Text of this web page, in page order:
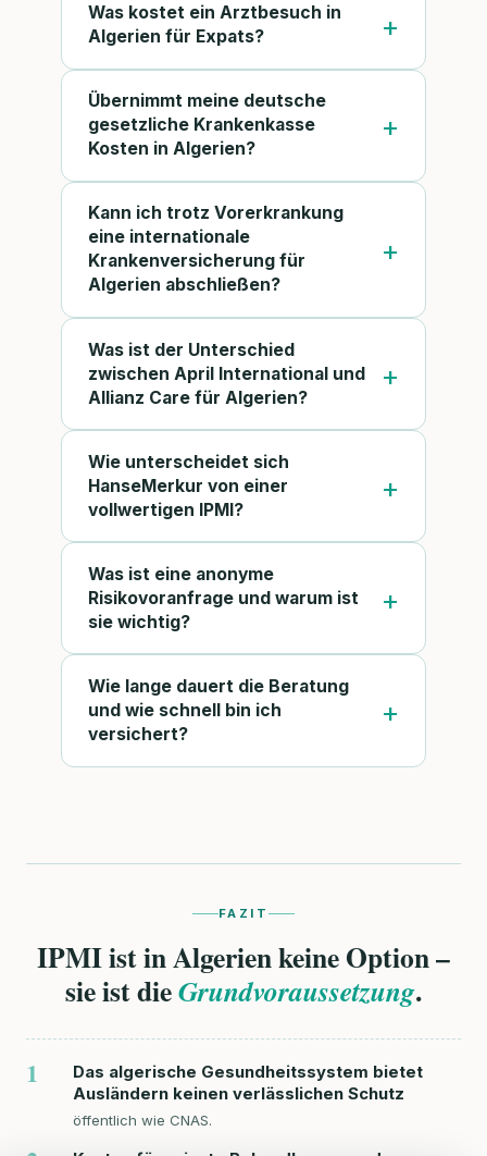
Was kostet ein Arztbesuch in
Algerien für Expats?
Übernimmt meine deutsche
gesetzliche Krankenkasse
Kosten in Algerien?
Kann ich trotz Vorerkrankung
eine internationale
Krankenversicherung für
Algerien abschließen?
Was ist der Unterschied
zwischen April International und
Allianz Care für Algerien?
Wie unterscheidet sich
HanseMerkur von einer
vollwertigen IPMI?
Was ist eine anonyme
Risikovoranfrage und warum ist
sie wichtig?
Wie lange dauert die Beratung
und wie schnell bin ich
versichert?
FAZIT
IPMI ist in Algerien keine Option –
sie ist dieGrundvoraussetzung.
1
Das algerische Gesundheitssystem bietet
Ausländern keinen verlässlichen Schutz
öffentlich wie CNAS.